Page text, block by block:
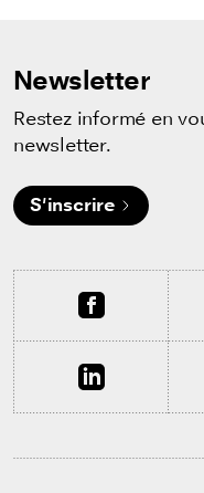
Newsletter
Restez informé en
newsletter.
S'inscrire